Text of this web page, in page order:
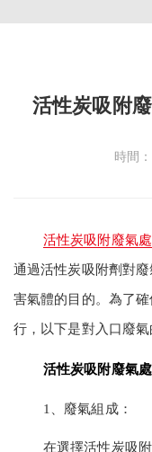
活性炭吸附
時間
活性炭吸附廢氣
通過活性炭吸附劑對
害氣體的目的。為了
行，以下是對入口廢氣
活性炭吸附廢氣
1、廢氣組成：
在選擇活性炭吸